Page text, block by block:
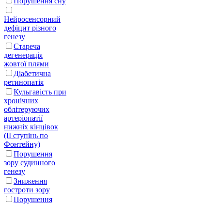
Нейросенсорний
дефіцит різного
генезу
Стареча
дегенерація
жовтої плями
Діабетична
ретинопатія
Кульгавість при
хронічних
облітеруючих
артеріопатії
нижніх кінцівок
(II ступінь по
Фонтейну)
Порушення
зору судинного
генезу
Зниження
гостроти зору
Порушення